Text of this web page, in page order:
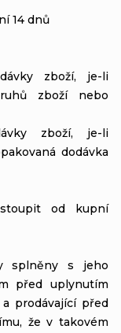
14 dnů
zboží, je-li
zboží nebo
zboží, je-li
dodávka
od kupní
splněny s jeho
před uplynutím
prodávající před
že v takovém